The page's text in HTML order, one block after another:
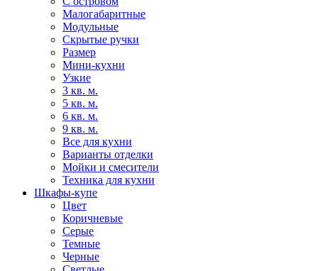
Малогабаритные
Модульные
Скрытые ручки
Размер
Мини-кухни
Узкие
3 кв. м.
5 кв. м.
6 кв. м.
9 кв. м.
Все для кухни
Варианты отделки
Мойки и смесители
Техника для кухни
Шкафы-купе
Цвет
Коричневые
Серые
Темные
Черные